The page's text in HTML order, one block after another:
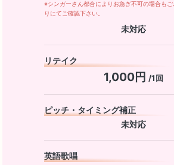
※シンガーさん都合によりお急ぎ不可の場合も
りにてご確認下さい。
未対応
リテイク
1,000円 /1回
ピッチ・タイミング補正
未対応
英語歌唱